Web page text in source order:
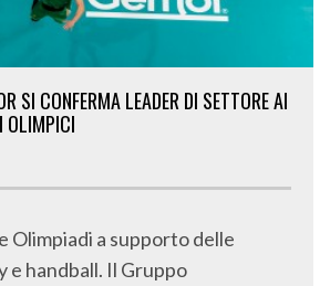
SI CONFERMA LEADER DI SETTORE AI
OLIMPICI
Olimpiadi a supporto delle
e handball. Il Gruppo